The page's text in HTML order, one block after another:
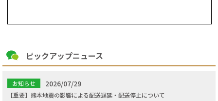
ピックアップニュース
お知らせ 2026/07/29
【重要】熊本地震の影響による配送遅延・配送停止について